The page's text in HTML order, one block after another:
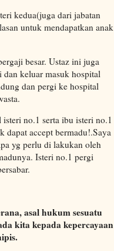
kedua(juga dari jabatan
untuk mendapatkan anak
besar. Ustaz ini juga
keluar masuk hospital
dan pergi ke hospital
no.1 serta ibu isteri no.1
dapat accept bermadu!.Saya
yg perlu di lakukan oleh
Isteri no.1 pergi
asal hukum sesuatu
kita kepada kepercayaan